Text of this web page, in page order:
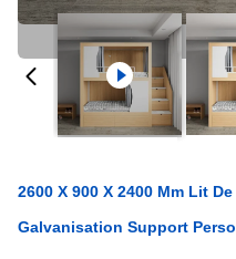
2600 X 900 X 2400 Mm Lit
Galvanisation Support